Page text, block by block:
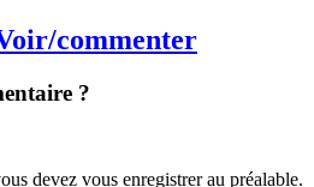
commenter
?
devez vous enregistrer au préalable.